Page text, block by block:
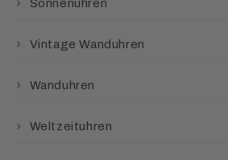
Sonnenuhren
Vintage Wanduhren
Wanduhren
Weltzeituhren